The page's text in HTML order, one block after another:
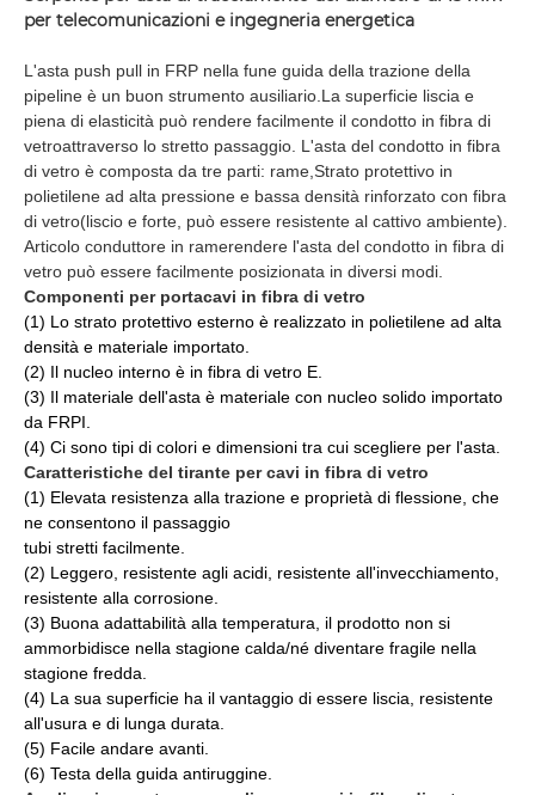
per telecomunicazioni e ingegneria energetica
L'asta push pull in FRP nella fune guida della trazione della
pipeline è un buon strumento ausiliario. La superficie liscia e
piena di elasticità può rendere facilmente il condotto in fibra di
vetroattraverso lo stretto passaggio. L'asta del condotto in fibra
di vetro è composta da tre parti: rame, Strato protettivo in
polietilene ad alta pressione e bassa densità rinforzato con fibra
di vetro(liscio e forte, può essere resistente al cattivo ambiente).
Articolo conduttore in ramerendere l'asta del condotto in fibra di
vetro può essere facilmente posizionata in diversi modi.
Componenti per portacavi in ​​fibra di vetro
(1) Lo strato protettivo esterno è realizzato in polietilene ad alta
densità e materiale importato.
(2) Il nucleo interno è in fibra di vetro E.
(3) Il materiale dell'asta è materiale con nucleo solido importato
da FRPI.
(4) Ci sono tipi di colori e dimensioni tra cui scegliere per l'asta.
Caratteristiche del tirante per cavi in ​​fibra di vetro
(1) Elevata resistenza alla trazione e proprietà di flessione, che
ne consentono il passaggio
tubi stretti facilmente.
(2) Leggero, resistente agli acidi, resistente all'invecchiamento,
resistente alla corrosione.
(3) Buona adattabilità alla temperatura, il prodotto non si
ammorbidisce nella stagione calda/né diventare fragile nella
stagione fredda.
(4) La sua superficie ha il vantaggio di essere liscia, resistente
all'usura e di lunga durata.
(5) Facile andare avanti.
(6) Testa della guida antiruggine.